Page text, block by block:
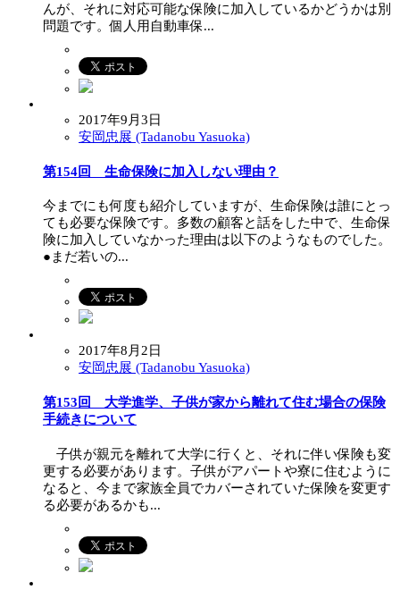
んが、それに対応可能な保険に加入しているかどうかは別
問題です。個人用自動車保...
2017年9月3日
安岡忠展 (Tadanobu Yasuoka)
第154回 生命保険に加入しない理由？
今までにも何度も紹介していますが、生命保険は誰にとっ
ても必要な保険です。多数の顧客と話をした中で、生命保
険に加入していなかった理由は以下のようなものでした。
●まだ若いの...
2017年8月2日
安岡忠展 (Tadanobu Yasuoka)
第153回 大学進学、子供が家から離れて住む場合の保険
手続きについて
子供が親元を離れて大学に行くと、それに伴い保険も変
更する必要があります。子供がアパートや寮に住むように
なると、今まで家族全員でカバーされていた保険を変更す
る必要があるかも...